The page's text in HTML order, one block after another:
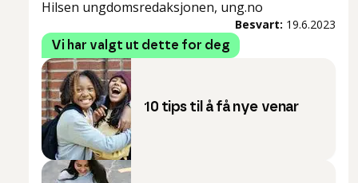
Hilsen ungdomsredaksjonen, ung.no
Besvart: 19.6.2023
Vi har valgt ut dette for deg
10 tips til å få nye venar